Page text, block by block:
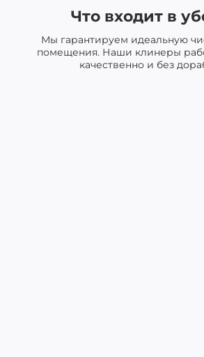
Что входит в
Мы гарантируем идеальную
помещения. Наши клинеры
качественно и без